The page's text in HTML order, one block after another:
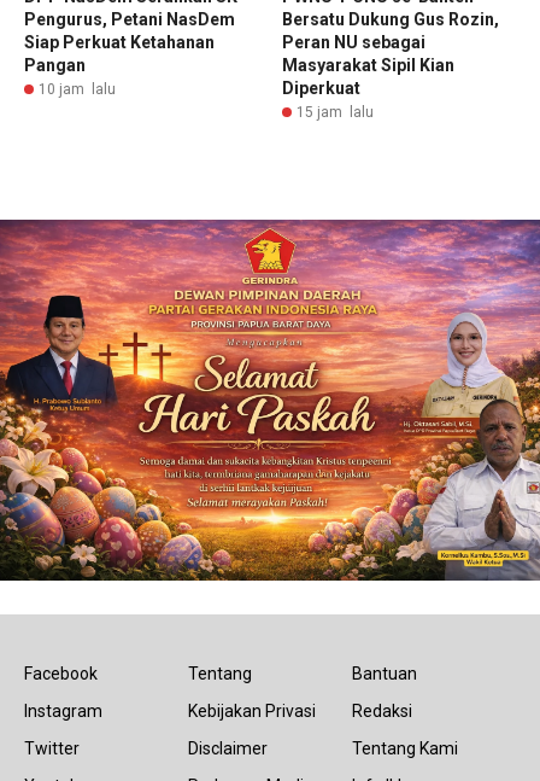
Pengurus, Petani NasDem
Siap Perkuat Ketahanan
Pangan
10 jam lalu
Bersatu Dukung Gus Rozin,
Peran NU sebagai
Masyarakat Sipil Kian
Diperkuat
15 jam lalu
Facebook
Instagram
Twitter
Tentang
Kebijakan Privasi
Disclaimer
Bantuan
Redaksi
Tentang Kami